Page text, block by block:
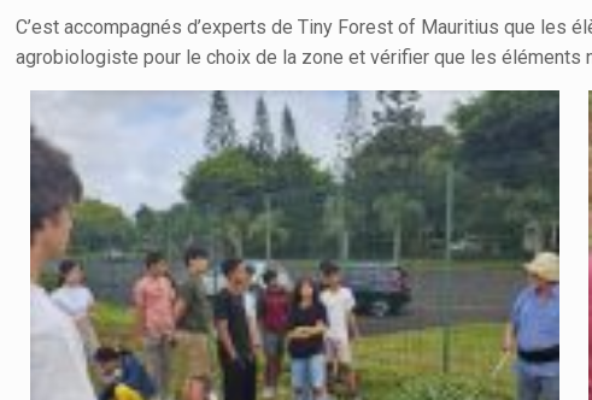
C’est accompagnés d’experts de Tiny Forest of Mauritius que les
agrobiologiste pour le choix de la zone et vérifier que les